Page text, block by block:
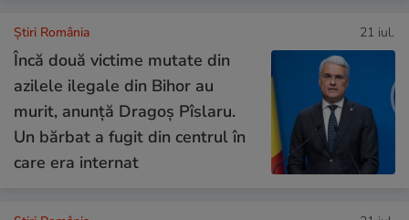
Știri România 21 iul.
Încă două victime mutate din
azilele ilegale din Bihor au
murit, anunță Dragoș Pîslaru.
Un bărbat a fugit din centrul în
care era internat